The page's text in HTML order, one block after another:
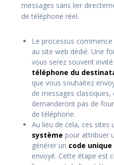
messages sans lier
de téléphone réel.
Le processus
au site web dédié. Une
vous serez souvent
téléphone du
que vous souhaitez
de messages
demanderont pas de
de téléphone.
Au lieu de cela, ces sites
système pour attribuer
générer un code unique
envoyé. Cette étape est